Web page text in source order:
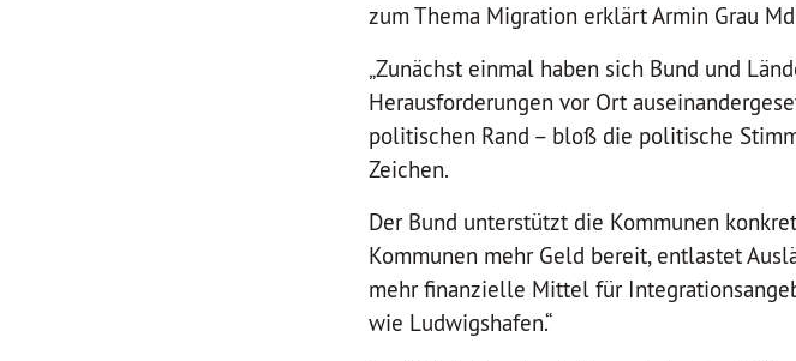
zum Thema Migration erklärt Armin Grau
„Zunächst einmal haben sich Bund und
Herausforderungen vor Ort
politischen Rand – bloß die politische
Zeichen.
Der Bund unterstützt die Kommunen
Kommunen mehr Geld bereit, entlastet
mehr finanzielle Mittel für
wie Ludwigshafen.“